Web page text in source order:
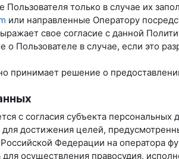
только в случае их
или направленные Оператору
свое согласие с данной
Пользователе в случае, если это
принимает решение о
с согласия субъекта
достижения целей,
Федерации на оператора
осуществления правосудия,